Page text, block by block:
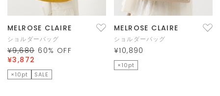
MELROSE CLAIRE
ショルダーバッグ
¥9,680 60% OFF
¥3,872
×10pt SALE
MELROSE CLAIRE
ショルダーバッグ
¥10,890
×10pt